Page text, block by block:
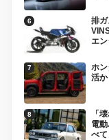
排ガ
エ
ホ
活
「
電
べて